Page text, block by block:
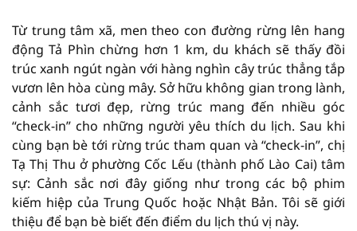
Từ trung tâm xã, men theo con đường rừng lên hang
động Tả Phìn chừng hơn 1 km, du khách sẽ thấy đồi
trúc xanh ngút ngàn với hàng nghìn cây trúc thẳng tắp
vươn lên hòa cùng mây. Sở hữu không gian trong lành,
cảnh sắc tươi đẹp, rừng trúc mang đến nhiều góc
“check-in” cho những người yêu thích du lịch. Sau khi
cùng bạn bè tới rừng trúc tham quan và “check-in”, chị
Tạ Thị Thu ở phường Cốc Lếu (thành phố Lào Cai) tâm
sự: Cảnh sắc nơi đây giống như trong các bộ phim
kiếm hiệp của Trung Quốc hoặc Nhật Bản. Tôi sẽ giới
thiệu để bạn bè biết đến điểm du lịch thú vị này.